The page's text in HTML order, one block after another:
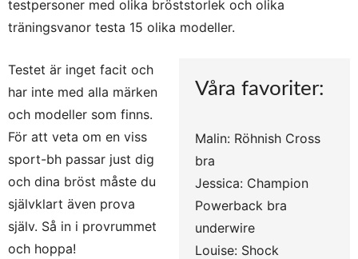
testpersoner med olika bröststorlek och olika
träningsvanor testa 15 olika modeller.
Våra favoriter:
Malin: Röhnish Cross
bra
Jessica: Champion
Powerback bra
underwire
Louise: Shock
Testet är inget facit och
har inte med alla märken
och modeller som finns.
För att veta om en viss
sport-bh passar just dig
och dina bröst måste du
självklart även prova
själv. Så in i provrummet
och hoppa!